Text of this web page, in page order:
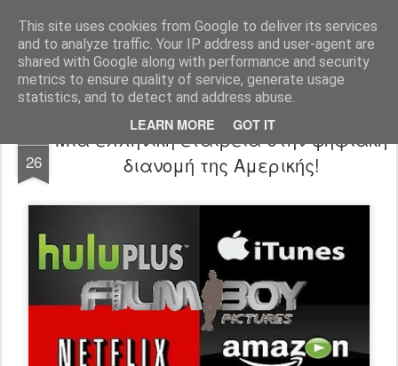
This site uses cookies from Google to deliver its services
and to analyze traffic. Your IP address and user-agent are
shared with Google along with performance and security
metrics to ensure quality of service, generate usage
statistics, and to detect and address abuse.
LEARN MORE GOT IT
FilmBoy
26
Μια ελληνική εταιρεία στην ψηφιακή
διανομή της Αμερικής!